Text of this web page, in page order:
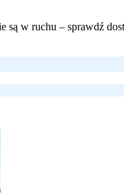
są w ruchu – sprawdź